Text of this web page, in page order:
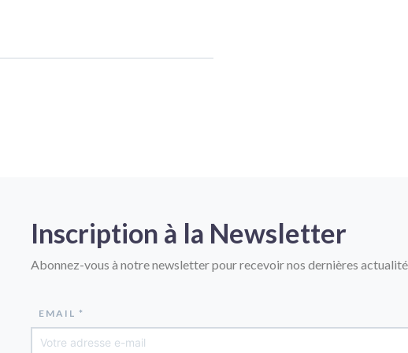
Inscription à la Newsletter
Abonnez-vous à notre newsletter pour recevoir nos dernières
EMAIL *